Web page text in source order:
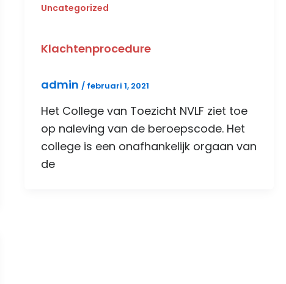
Uncategorized
Klachtenprocedure
admin / februari 1, 2021
Het College van Toezicht NVLF ziet toe
op naleving van de beroepscode. Het
college is een onafhankelijk orgaan van
de